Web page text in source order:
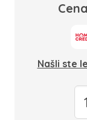
Našli ste